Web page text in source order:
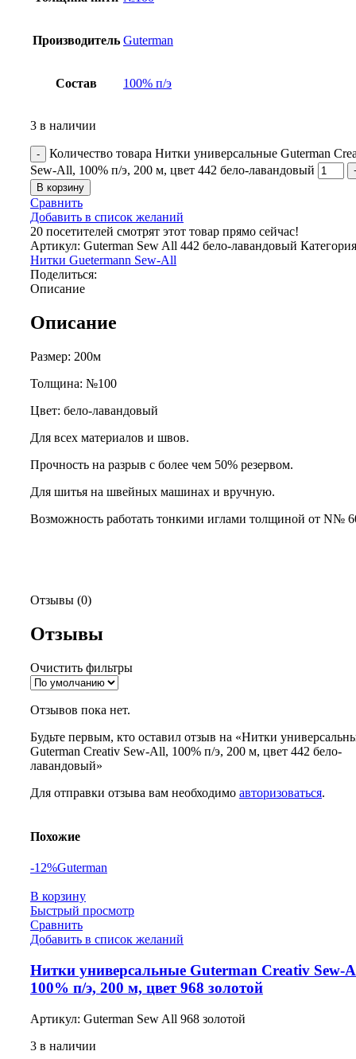
Производитель Guterman
Состав 100% п/э
3 в наличии
Количество товара Нитки универсальные Guterman
Sew-All, 100% п/э, 200 м, цвет 442 бело-лавандовый
В корзину
Сравнить
Добавить в список желаний
20 посетителей смотрят этот товар прямо сейчас!
Артикул: Guterman Sew All 442 бело-лавандовый
Нитки Guetermann Sew-All
Поделиться:
Описание
Описание
Размер: 200м
Толщина: №100
Цвет: бело-лавандовый
Для всех материалов и швов.
Прочность на разрыв с более чем 50% резервом.
Для шитья на швейных машинах и вручную.
Возможность работать тонкими иглами толщиной от N№
Отзывы (0)
Отзывы
Очистить фильтры
Отзывов пока нет.
Будьте первым, кто оставил отзыв на «Нитки
Guterman Creativ Sew-All, 100% п/э, 200 м, цвет 442 бело-
лавандовый»
Для отправки отзыва вам необходимо авторизоваться.
Похожие
-12%Guterman
В корзину
Быстрый просмотр
Сравнить
Добавить в список желаний
Нитки универсальные Guterman Creativ Sew-
100% п/э, 200 м, цвет 968 золотой
Артикул: Guterman Sew All 968 золотой
3 в наличии